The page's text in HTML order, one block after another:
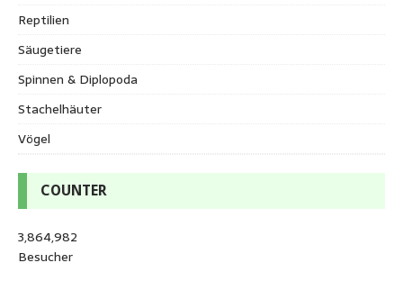
Reptilien
Säugetiere
Spinnen & Diplopoda
Stachelhäuter
Vögel
COUNTER
3,864,982
Besucher